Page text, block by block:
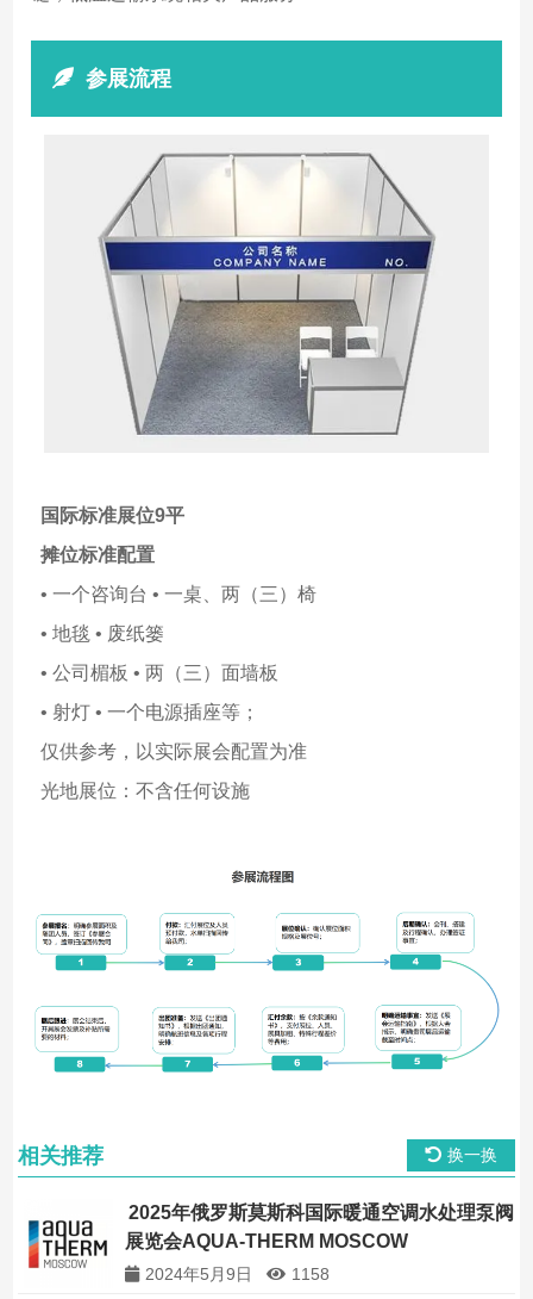
参展流程
国际标准展位9平
摊位标准配置
• 一个咨询台 • 一桌、两（三）椅
• 地毯 • 废纸篓
• 公司楣板 • 两（三）面墙板
• 射灯 • 一个电源插座等；
仅供参考，以实际展会配置为准
光地展位：不含任何设施
相关推荐 换一换
2025年俄罗斯莫斯科国际暖通空调水处理泵阀
展览会AQUA-THERM MOSCOW
2024年5月9日
1158